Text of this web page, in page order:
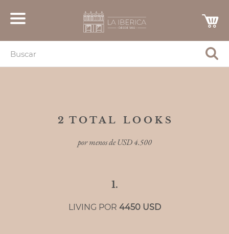
2 T O T A L L O O K S
por menos de USD 4.500
1.
LIVING POR 4450 USD